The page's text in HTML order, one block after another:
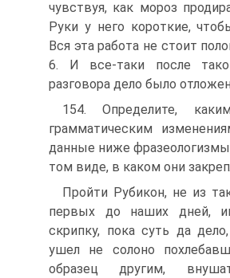
чувствуя, как мороз
Руки у него короткие,
Вся эта работа не стоит
6. И все-таки после
разговора дело было
154. Определите,
грамматическим
данные ниже
том виде, в каком они
Пройти Рубикон, не из
первых до наших дней,
скрипку, пока суть да
ушел не солоно
образец другим,